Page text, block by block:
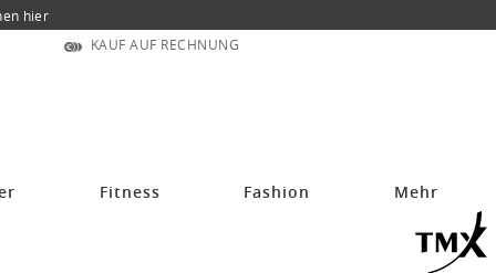
hier
KAUF AUF RECHNUNG
Fitness Fashion Mehr